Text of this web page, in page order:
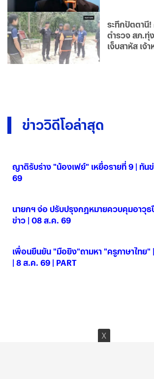
ระทึกปัตตานี
ตำรวจ สภ.ทุ่
เจ็บสาหัส เจ้
ข่าววิดีโอล่าสุด
ญาติรับร่าง "น้องเฟย์" เหยื่อรายที่ 9 | ทัน
69
นายกฯ จ่อ ปรับปรุงกฎหมายควบคุมอาวุธ
ข่าว | 08 ส.ค. 69
เพื่อนยืนยัน "มือยิง"ถามหา "ครูภาษาไทย"
| 8 ส.ค. 69 | PART